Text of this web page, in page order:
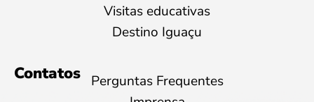
Visitas educativas
Destino Iguaçu
Contatos
Perguntas Frequentes